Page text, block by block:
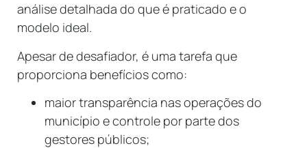
análise detalhada do que é praticado e o
modelo ideal.
Apesar de desafiador, é uma tarefa que
proporciona benefícios como:
maior transparência nas operações do
município e controle por parte dos
gestores públicos;